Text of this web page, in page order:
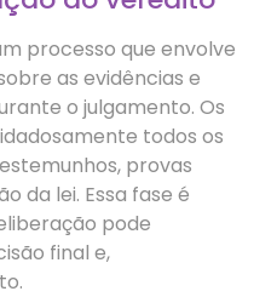
processo que envolve
as evidências e
o julgamento. Os
todos os
provas
da lei. Essa fase é
pode
final e,